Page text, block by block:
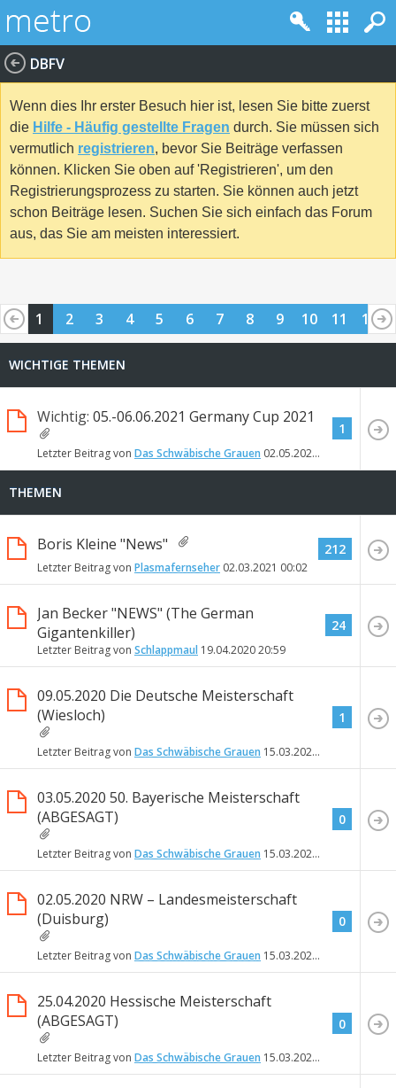
DBFV
Wenn dies Ihr erster Besuch hier ist, lesen Sie bitte zuerst
die Hilfe - Häufig gestellte Fragen durch. Sie müssen sich
vermutlich registrieren, bevor Sie Beiträge verfassen
können. Klicken Sie oben auf 'Registrieren', um den
Registrierungsprozess zu starten. Sie können auch jetzt
schon Beiträge lesen. Suchen Sie sich einfach das Forum
aus, das Sie am meisten interessiert.
1 2 3 4 5 6 7 8 9 10 11
12
WICHTIGE THEMEN
Wichtig: 05.-06.06.2021 Germany Cup 2021
Letzter Beitrag von Das Schwäbische Grauen 02.05.2021
1
THEMEN
Boris Kleine "News"
Letzter Beitrag von Plasmafernseher 02.03.2021 00:02
212
Jan Becker "NEWS" (The German
Gigantenkiller)
Letzter Beitrag von Schlappmaul 19.04.202020:59
24
09.05.2020 Die Deutsche Meisterschaft
(Wiesloch)
Letzter Beitrag von Das Schwäbische Grauen 15.03.2020
1
03.05.2020 50. Bayerische Meisterschaft
(ABGESAGT)
Letzter Beitrag von Das Schwäbische Grauen 15.03.2020
0
02.05.2020 NRW – Landesmeisterschaft
(Duisburg)
Letzter Beitrag von Das Schwäbische Grauen 15.03.2020
0
25.04.2020 Hessische Meisterschaft
(ABGESAGT)
Letzter Beitrag von Das Schwäbische Grauen 15.03.2020
0